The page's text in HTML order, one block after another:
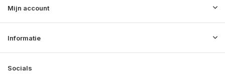
Mijn account
Informatie
Socials